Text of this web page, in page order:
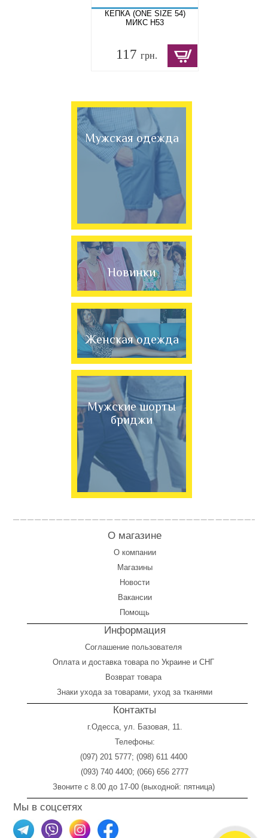
КЕПКА (ONE SIZE 54)
МИКС H53
117грн.
Мужская одежда
Новинки
Женская одежда
Мужские шорты
бриджи
О магазине
О компании
Магазины
Новости
Вакансии
Помощь
Информация
Соглашение пользователя
Оплатаи доставка товара по Украине и СНГ
Возврат товара
Знаки ухода за товарами, уход за тканями
Контакты
г.Одесса, ул. Базовая, 11.
Телефоны:
(097) 201 5777; (098) 611 4400
(093) 740 4400; (066) 656 2777
Звоните с 8.00 до 17-00 (выходной: пятница)
Мы в соцсетях